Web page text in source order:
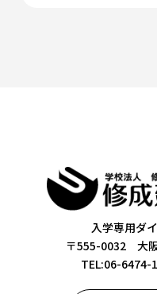
入学専用ダ
〒555-0032 大
TEL:06-6474-